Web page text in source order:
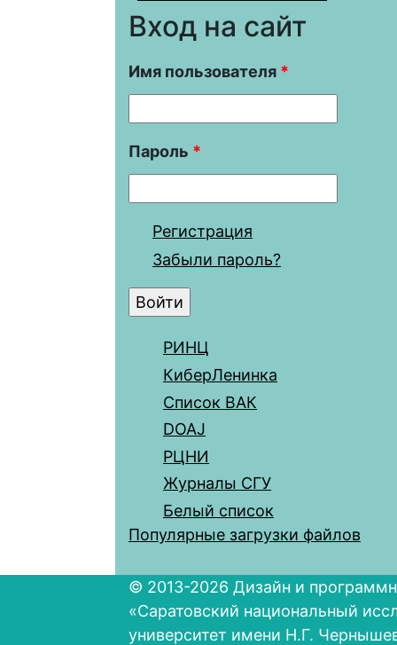
Вход на сайт
Имя пользователя *
Пароль *
Регистрация
Забыли пароль?
РИНЦ
КиберЛенинка
Список ВАК
DOAJ
РЦНИ
Журналы СГУ
Белый список
Популярные загрузки файлов
© 2013-2026 Дизайн и
«Саратовский национальный
университет имени Н.Г.